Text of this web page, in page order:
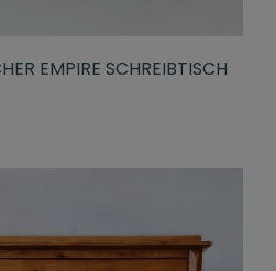
EMPIRE SCHREIBTISCH